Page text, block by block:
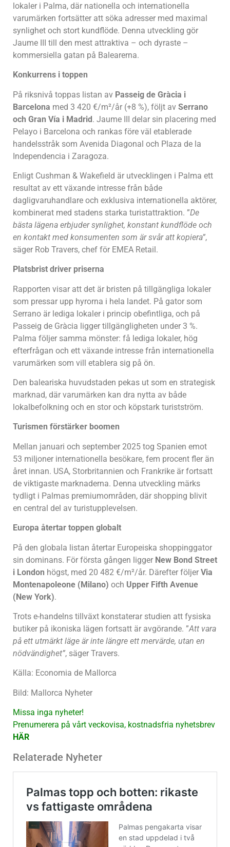
lokaler i Palma, där nationella och internationella
varumärken fortsätter att söka adresser med maximal
synlighet och stort kundflöde. Denna utveckling gör
Jaume III till den mest attraktiva – och dyraste –
kommersiella gatan på Balearerna.
Konkurrens i toppen
På riksnivå toppas listan av Passeig de Gràcia i
Barcelona med 3 420 €/m²/år (+8 %), följt av Serrano
och Gran Vía i Madrid. Jaume III delar sin placering med
Pelayo i Barcelona och rankas före väl etablerade
handelsstråk som Avenida Diagonal och Plaza de la
Independencia i Zaragoza.
Enligt Cushman & Wakefield är utvecklingen i Palma ett
resultat av ett växande intresse från både
dagligvaruhandlare och exklusiva internationella aktörer,
kombinerat med stadens starka turistattraktion. ”De
bästa lägena erbjuder synlighet, konstant kundflöde och
en kontakt med konsumenten som är svår att kopiera”,
säger Rob Travers, chef för EMEA Retail.
Platsbrist driver priserna
Rapporten visar att det är bristen på tillgängliga lokaler
som pressar upp hyrorna i hela landet. På gator som
Serrano är lediga lokaler i princip obefintliga, och på
Passeig de Gràcia ligger tillgängligheten under 3 %.
Palma följer samma mönster: få lediga lokaler, hög
efterfrågan och ett växande intresse från internationella
varumärken som vill etablera sig på ön.
Den baleariska huvudstaden pekas ut som en strategisk
marknad, där varumärken kan dra nytta av både
lokalbefolkning och en stor och köpstark turistström.
Turismen förstärker boomen
Mellan januari och september 2025 tog Spanien emot
53 miljoner internationella besökare, fem procent fler än
året innan. USA, Storbritannien och Frankrike är fortsatt
de viktigaste marknaderna. Denna utveckling märks
tydligt i Palmas premiumområden, där shopping blivit
en central del av turistupplevelsen.
Europa återtar toppen globalt
På den globala listan återtar Europeiska shoppinggator
sin dominans. För första gången ligger New Bond Street
i London högst, med 20 482 €/m²/år. Därefter följer Via
Montenapoleone (Milano) och Upper Fifth Avenue
(New York).
Trots e-handelns tillväxt konstaterar studien att fysiska
butiker på ikoniska lägen fortsatt är avgörande. ”Att vara
på ett utmärkt läge är inte längre ett mervärde, utan en
nödvändighet”, säger Travers.
Källa: Economia de Mallorca
Bild: Mallorca Nyheter
Missa inga nyheter!
Prenumerera på vårt veckovisa, kostnadsfria nyhetsbrev
HÄR
Relaterade Nyheter